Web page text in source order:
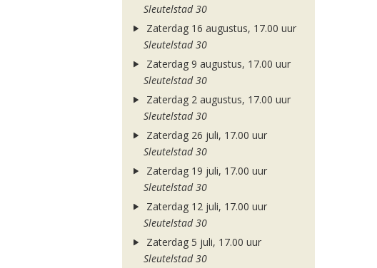
Sleutelstad 30
Zaterdag 16 augustus, 17.00 uur
Sleutelstad 30
Zaterdag 9 augustus, 17.00 uur
Sleutelstad 30
Zaterdag 2 augustus, 17.00 uur
Sleutelstad 30
Zaterdag 26 juli, 17.00 uur
Sleutelstad 30
Zaterdag 19 juli, 17.00 uur
Sleutelstad 30
Zaterdag 12 juli, 17.00 uur
Sleutelstad 30
Zaterdag 5 juli, 17.00 uur
Sleutelstad 30